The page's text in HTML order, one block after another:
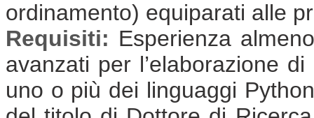
ordinamento) equiparati alle
Requisiti: Esperienza
avanzati per l’elaborazione
uno o più dei linguaggi